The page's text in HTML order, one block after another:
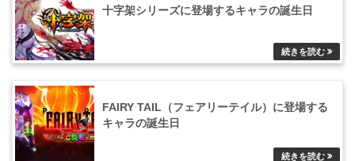
十字架シリーズに登場するキャラの誕生日
FAIRY TAIL（フェアリーテイル）に登場する
キャラの誕生日